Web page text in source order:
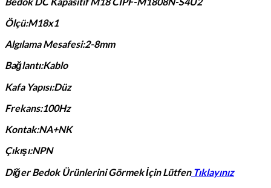
Ölçü:M18x1
Algılama Mesafesi:2-8mm
Bağlantı:Kablo
Kafa Yapısı:Düz
Frekans:100Hz
Kontak:NA+NK
Çıkışı:NPN
Diğer Bedok Ürünlerini Görmek İçin LütfenTıklayınız